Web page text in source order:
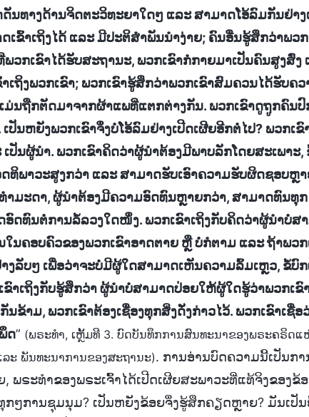
ນທາງດ້ານຈິດຕະວິທະຍາໃດໆ ແລະ ສາມາດໂອ້ລົມກັນຢ່າງ
ເຂົ້າເຖິງໄດ້ ແລະ ມີປະຕິສຳພັນນໍາງ່າຍ; ຄົນອື່ນຮູ້ສຶກວ່າພວ
ວກເຂົາໄດ້ຮັບສະຖານະ, ພວກເຂົາກໍກາຍມາເປັນຄົນສູງສົ່ງ
ຖິງພວກເຂົາ; ພວກເຂົາຮູ້ສຶກວ່າພວກເຂົາສົມຄວນໄດ້ຮັບຄວ
ມ່ນຖືກຕັດມາຈາກຜ້າແພທີ່ແຕກຕ່າງກັນ. ພວກເຂົາດູຖູກຄົນ
ປັນຫຍັງພວກເຂົາຈຶ່ງບໍ່ໂອ້ລົມຢ່າງເປີດເຜີຍອີກຕໍ່ໄປ? ພວກເ
ປັນຜູ້ນໍາ. ພວກເຂົາຄິດວ່າຜູ້ນໍາຕ້ອງມີພາບລັກໂດຍສະເພາະ,
ທິພາວະສູງກວ່າ ແລະ ສາມາດຮັບເອົາຄວາມຮັບຜິດຊອບຫຼ
າມະດາ, ຜູ້ນໍາຕ້ອງມີຄວາມອົດທົນຫຼາຍກວ່າ, ສາມາດທົນທຸ
ດທົນຕໍ່ການລໍ້ລວງໃດໜຶ່ງ. ພວກເຂົາເຖິງກັບຄິດວ່າຜູ້ນໍາບໍ່ສ
ນຄອບຄົວຂອງພວກເຂົາອາດຕາຍ ຫຼື ບໍ່ກໍຕາມ ແລະ ຖ້າພວກ
ງລັບໆ ເພື່ອວ່າຈະບໍ່ມີຜູ້ໃດສາມາດເຫັນຄວາມລົ້ມເຫຼວ, ຂໍ້ບົ
ຂົາເຖິງກັບຮູ້ສຶກວ່າ ຜູ້ນໍາບໍ່ສາມາດປ່ອຍໃຫ້ຜູ້ໃດຮູ້ວ່າພວກເຂົ
ຂ້າມ, ພວກເຂົາຕ້ອງເຊື່ອງທຸກສິ່ງດັ່ງກ່າວໄວ້. ພວກເຂົາເຊື່
ດ” (ພຣະທຳ, ເຫຼັ້ມທີ 3. ບົດບັນທຶກການສົນທະນາຂອງພຣະຄຣິດແ
ະ ພັນທະນາການຂອງສະຖານະ). ການອ່ານບົດຄວາມນີ້ເປັນກ
ຣະທຳຂອງພຣະເຈົ້າໄດ້ເປີດເຜີຍສະພາວະທີ່ແທ້ຈິງຂອງຂ້ອ
ໆການຊຸມນຸມ? ເປັນຫຍັງຂ້ອຍຈຶ່ງຮູ້ສຶກຄຽດຫຼາຍ? ມັນເປັ